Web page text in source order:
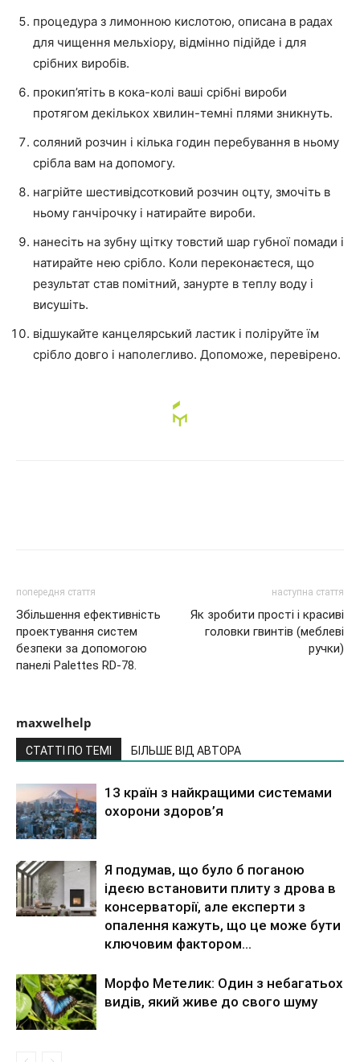
процедура з лимонною кислотою, описана в радах
для чищення мельхіору, відмінно підійде і для
срібних виробів.
прокип’ятіть в кока-колі ваші срібні вироби
протягом декількох хвилин-темні плями зникнуть.
соляний розчин і кілька годин перебування в ньому
срібла вам на допомогу.
нагрійте шестивідсотковий розчин оцту, змочіть в
ньому ганчірочку і натирайте вироби.
нанесіть на зубну щітку товстий шар губної помади і
натирайте нею срібло. Коли переконаєтеся, що
результат став помітний, занурте в теплу воду і
висушіть.
відшукайте канцелярський ластик і поліруйте їм
срібло довго і наполегливо. Допоможе, перевірено.
попередня стаття
Збільшення ефективність
проектування систем
безпеки за допомогою
панелі Palettes RD-78.
наступна стаття
Як зробити прості і красиві
головки гвинтів (меблеві
ручки)
maxwelhelp
СТАТТІ ПО ТЕМІ БІЛЬШЕ ВІД АВТОРА
13 країн з найкращими системами
охорони здоров’я
Я подумав, що було б поганою
ідеєю встановити плиту з дрова в
консерваторії, але експерти з
опалення кажуть, що це може бути
ключовим фактором...
Морфо Метелик: Один з небагатьох
видів, який живе до свого шуму